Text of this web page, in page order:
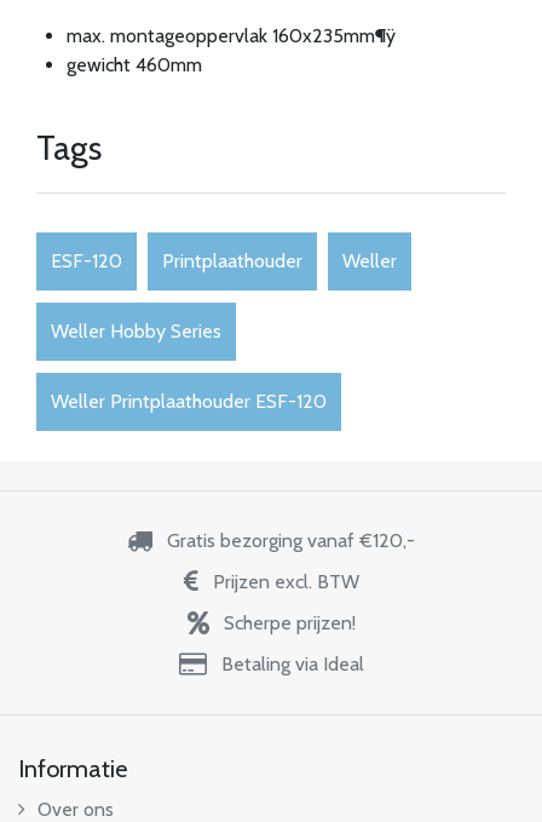
max. montageoppervlak 160x235mm¶ÿ
gewicht 460mm
Tags
ESF-120 Printplaathouder Weller
Weller Hobby Series
Weller Printplaathouder ESF-120
Gratis bezorging vanaf €120,-
Prijzen excl. BTW
Scherpe prijzen!
Betaling via Ideal
Informatie
Over ons